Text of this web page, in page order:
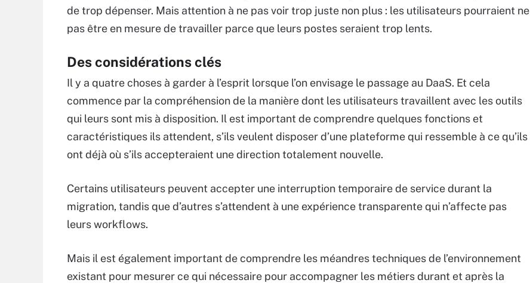
de trop dépenser. Mais attention à ne pas voir trop juste non plus : les utilisateurs pourraient ne
pas être en mesure de travailler parce que leurs postes seraient trop lents.
Des considérations clés
Il y a quatre choses à garder à l’esprit lorsque l’on envisage le passage au DaaS. Et cela
commence par la compréhension de la manière dont les utilisateurs travaillent avec les outils
qui leurs sont mis à disposition. Il est important de comprendre quelques fonctions et
caractéristiques ils attendent, s’ils veulent disposer d’une plateforme qui ressemble à ce qu’ils
ont déjà où s’ils accepteraient une direction totalement nouvelle.
Certains utilisateurs peuvent accepter une interruption temporaire de service durant la
migration, tandis que d’autres s’attendent à une expérience transparente qui n’affecte pas
leurs workflows.
Mais il est également important de comprendre les méandres techniques de l’environnement
existant pour mesurer ce qui nécessaire pour accompagner les métiers durant et après la